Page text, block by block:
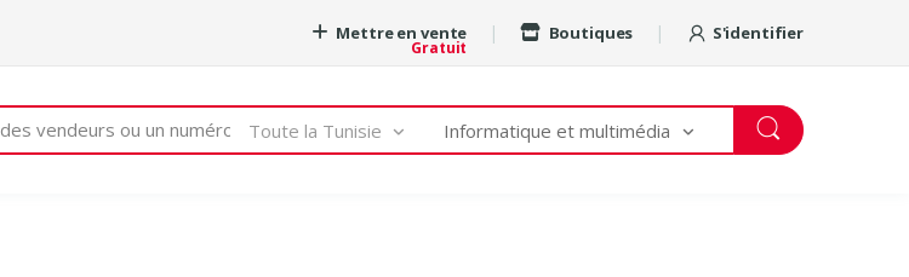
Mettre en vente
Gratuit
Boutiques S'identifier
Toute la Tunisie Informatique et multimédia